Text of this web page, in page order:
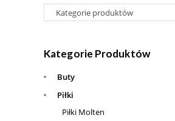
Kategorie Produktów
Buty
Piłki
Piłki Molten